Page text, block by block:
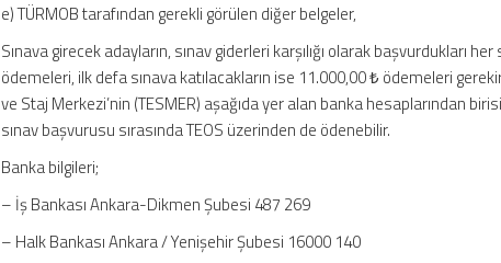
e) TÜRMOB tarafından gerekli görülen diğer belgeler,
Sınava girecek adayların, sınav giderleri karşılığı olarak başvurdukları
ödemeleri, ilk defa sınava katılacakların ise 11.000,00 ₺ ödemeleri
ve Staj Merkezi’nin (TESMER) aşağıda yer alan banka hesaplarından
sınav başvurusu sırasında TEOS üzerinden de ödenebilir.
Banka bilgileri;
– İş Bankası Ankara-Dikmen Şubesi 487 269
– Halk Bankası Ankara / Yenişehir Şubesi 16000 140